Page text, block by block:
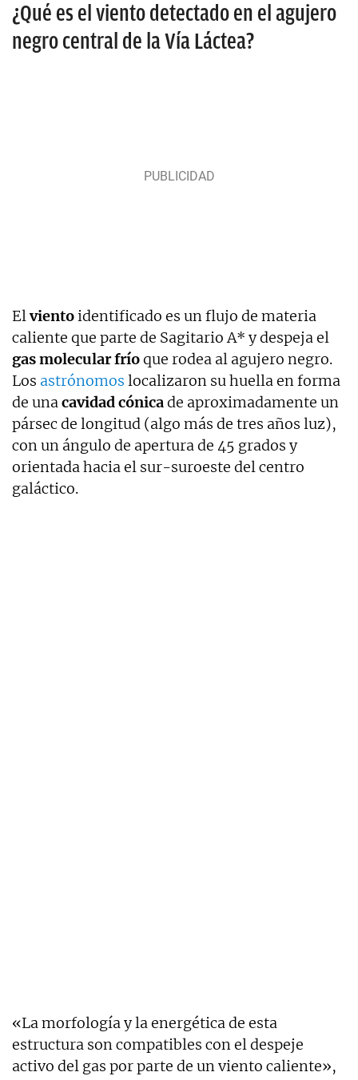
¿Qué es el viento detectado en el agujero
negro central de la Vía Láctea?
Elvientoidentificado es un flujo de materia
caliente que parte de Sagitario A* y despeja el
gas molecular fríoque rodea al agujero negro.
Los astrónomos localizaron su huella en forma
de unacavidad cónicade aproximadamente un
pársec de longitud (algo más de tres años luz),
con un ángulo de apertura de 45 grados y
orientada hacia el sur-suroeste del centro
galáctico.
«La morfología y la energética de esta
estructura son compatibles con el despeje
activo del gas por parte de un viento caliente»,